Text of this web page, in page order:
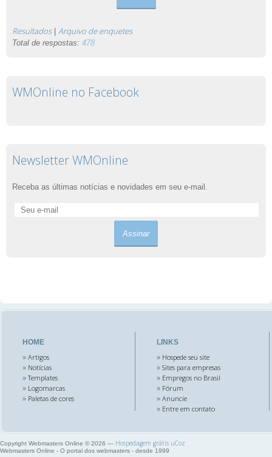
Resultados| Arquivo de enquetes
Total de respostas: 478
WMOnline no Facebook
Newsletter WMOnline
Receba as últimas notícias e novidades em seu e-mail.
HOME
» Artigos
» Notícias
»Templates
» Logomarcas
» Paletas de cores
LINKS
» Hospede seu site
» Sites para empresas
» Empregos no Brasil
» Fórum
» Anuncie
» Entre em contato
Copyright Webmasters Online © 2026 — Hospedagem grátis uCoz
Webmasters Online - O portal dos webmasters - desde 1999